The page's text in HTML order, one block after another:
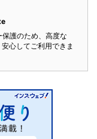
護のため、高度な
心してご利用できま